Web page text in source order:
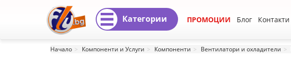
NOCTUA
Категории ПРОМОЦИИ Блог Контакти
Начало Компоненти и Услуги Компоненти Вентилатори и охладители